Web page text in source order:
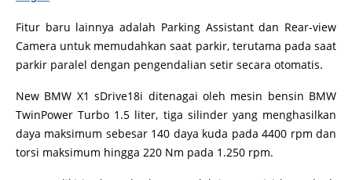
Fitur baru lainnya adalah Parking Assistant dan Rear-view
Camera untuk memudahkan saat parkir, terutama pada saat
parkir paralel dengan pengendalian setir secara otomatis.
New BMW X1 sDrive18i ditenagai oleh mesin bensin BMW
TwinPower Turbo 1.5 liter, tiga silinder yang menghasilkan
daya maksimum sebesar 140 daya kuda pada 4400 rpm dan
torsi maksimum hingga 220 Nm pada 1.250 rpm.